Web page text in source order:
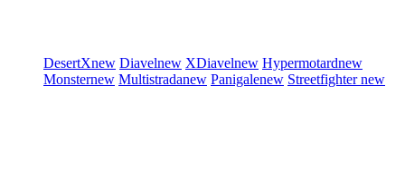
DesertXnew Diavelnew XDiavelnew Hypermotardnew
Monsternew Multistradanew Panigalenew Streetfighternew